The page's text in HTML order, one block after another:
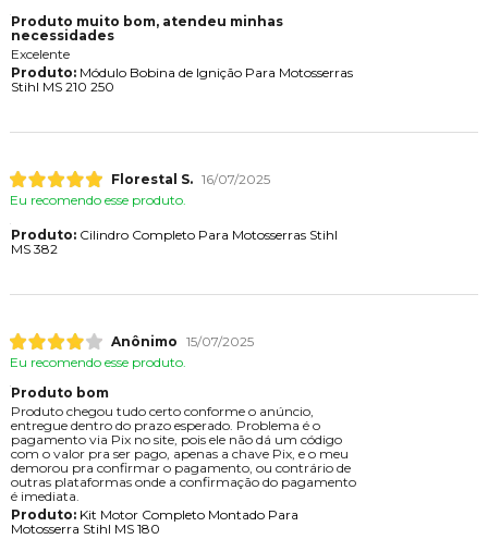
Produto muito bom, atendeu minhas
necessidades
Excelente
Produto:Módulo Bobina de Ignição Para Motosserras
Stihl MS 210 250
Florestal S. 16/07/2025
Eu recomendo esse produto.
Produto:Cilindro Completo Para Motosserras Stihl
MS 382
Anônimo 15/07/2025
Eu recomendo esse produto.
Produto bom
Produto chegou tudo certo conforme o anúncio,
entregue dentro do prazo esperado. Problema é o
pagamento via Pix no site, pois ele não dá um código
com o valor pra ser pago, apenas a chave Pix, e o meu
demorou pra confirmar o pagamento, ou contrário de
outras plataformas onde a confirmação do pagamento
é imediata.
Produto:Kit Motor Completo Montado Para
Motosserra Stihl MS 180